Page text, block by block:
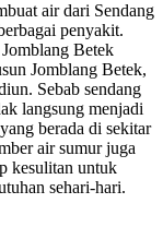
air dari Sendang
penyakit.
Betek
Jomblang Betek,
Sebab sendang
langsung menjadi
berada di sekitar
air sumur juga
kesulitan untuk
sehari-hari.